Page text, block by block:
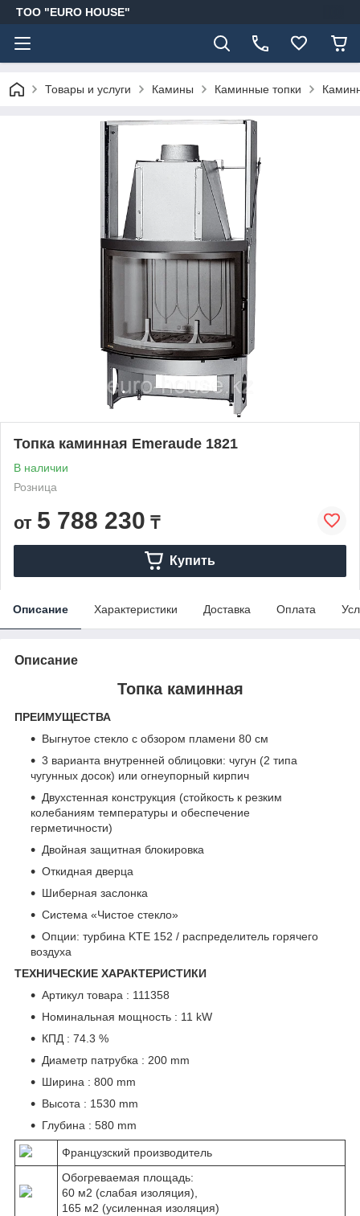
ТОО "EURO HOUSE"
Товары и услуги Камины Каминные топки
Топка каминная Emeraude 1821
В наличии
Розница
от 5 788 230 ₸
Купить
Описание Характеристики Доставка Оплата
Описание
Топка каминная
ПРЕИМУЩЕСТВА
Выгнутое стекло с обзором пламени 80 см
3 варианта внутренней облицовки: чугун (2 типа
чугунных досок) или огнеупорный кирпич
Двухстенная конструкция (стойкость к резким
колебаниям температуры и обеспечение
герметичности)
Двойная защитная блокировка
Откидная дверца
Шиберная заслонка
Система «Чистое стекло»
Опции: турбина KTE 152 / распределитель горячего
воздуха
ТЕХНИЧЕСКИЕ ХАРАКТЕРИСТИКИ
Артикул товара : 111358
Номинальная мощность : 11 kW
КПД : 74.3 %
Диаметр патрубка : 200 mm
Ширина : 800 mm
Высота : 1530 mm
Глубина : 580 mm
Французский производитель
Обогреваемая площадь:
60 м2 (слабая изоляция),
165 м2 (усиленная изоляция)